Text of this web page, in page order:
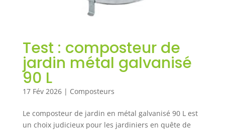
Test : composteur de
jardin métal galvanisé
90 L
17 Fév 2026| Composteurs
Le composteur de jardin en métal galvanisé 90 L est
un choix judicieux pour les jardiniers en quête de